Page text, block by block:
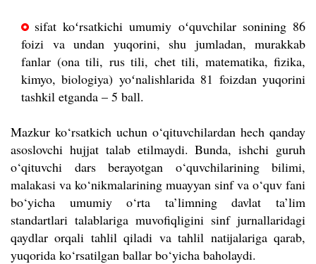
sifat koʻrsatkichi umumiy oʻquvchilar sonining 86
foizi va undan yuqorini, shu jumladan, murakkab
fanlar (ona tili, rus tili, chet tili, matematika, fizika,
kimyo, biologiya) yoʻnalishlarida 81 foizdan yuqorini
tashkil etganda – 5 ball.
Mazkur ko‘rsatkich uchun o‘qituvchilardan hech qanday
asoslovchi hujjat talab etilmaydi. Bunda, ishchi guruh
o‘qituvchi dars berayotgan o‘quvchilarining bilimi,
malakasi va ko‘nikmalarining muayyan sinf va o‘quv fani
bo‘yicha umumiy o‘rta ta’limning davlat ta’lim
standartlari talablariga muvofiqligini sinf jurnallaridagi
qaydlar orqali tahlil qiladi va tahlil natijalariga qarab,
yuqorida ko‘rsatilgan ballar bo‘yicha baholaydi.